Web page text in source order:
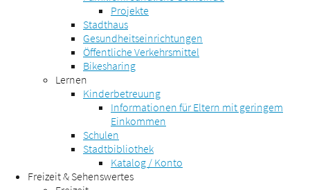
Projekte
Stadthaus
Gesundheitseinrichtungen
Öffentliche Verkehrsmittel
Bikesharing
Lernen
Kinderbetreuung
Informationen für Eltern mit geringem
Einkommen
Schulen
Stadtbibliothek
Katalog / Konto
Freizeit & Sehenswertes